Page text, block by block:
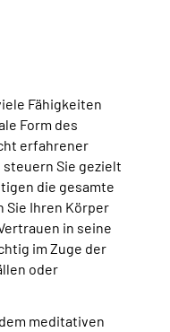
Fähigkeiten
Form des
erfahrener
Sie gezielt
die gesamte
Sie Ihren Körper
in seine
im Zuge der
oder
meditativen